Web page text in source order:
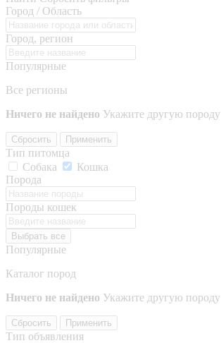
Город / Область
Город, регион
Популярные
Все регионы
Ничего не найдено Укажите другую породу
Сбросить Применить
Тип питомца
Собака
Кошка
Порода
Породы кошек
Выбрать все
Популярные
Каталог пород
Ничего не найдено Укажите другую породу
Сбросить Применить
Тип объявления